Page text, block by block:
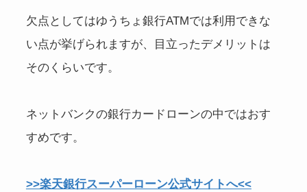
欠点としてはゆうちょ銀行ATMでは利用できな
い点が挙げられますが、目立ったデメリットは
そのくらいです。
ネットバンクの銀行カードローンの中ではおす
すめです。
>>楽天銀行スーパーローン公式サイトへ<<